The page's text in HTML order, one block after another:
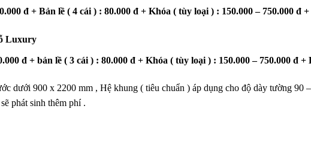
đ + Bản lề ( 4 cái ) : 80.000 đ + Khóa ( tùy loại ) : 150.000 – 750.000 đ
Luxury
đ + bản lề ( 3 cái ) : 80.000 đ + Khóa ( tùy loại ) : 150.000 – 750.000 đ
dưới 900 x 2200 mm , Hệ khung ( tiêu chuẩn ) áp dụng cho độ dày tường 90
phát sinh thêm phí .